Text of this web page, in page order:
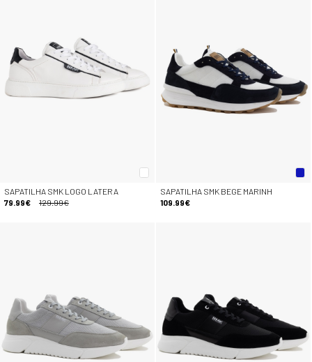
SAPATILHA SMK LOGO LATERA
79.99€
129.99€
SAPATILHA SMK BEGE MARINH
109.99€